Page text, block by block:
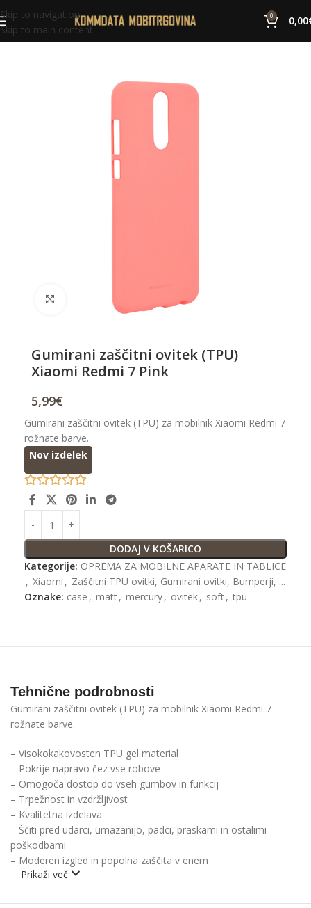
Skip to navigation
Skip to main content
0 0,00
Click to enlarge
Gumirani zaščitni ovitek (TPU)
Xiaomi Redmi 7 Pink
5,99€
Gumirani zaščitni ovitek (TPU) za mobilnik Xiaomi Redmi 7
rožnate barve.
DODAJ V KOŠARICO
Nov izdelek
Kategorije: OPREMA ZA MOBILNE APARATE IN TABLICE
, Xiaomi , Zaščitni TPU ovitki, Gumirani ovitki, Bumperji, ...
Oznake: case , matt, mercury, ovitek, soft, tpu
Tehnične podrobnosti
Gumirani zaščitni ovitek (TPU) za mobilnik Xiaomi Redmi 7
rožnate barve.
– Visokokakovosten TPU gel material
– Pokrije napravo čez vse robove
– Omogoča dostop do vseh gumbov in funkcij
– Trpežnost in vzdržljivost
– Kvalitetna izdelava
– Ščiti pred udarci, umazanijo, padci, praskami in ostalimi
poškodbami
– Moderen izgled in popolna zaščita v enem
Prikaži več